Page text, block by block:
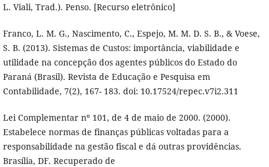
L. Viali, Trad.). Penso. [Recurso eletrônico]
Franco, L. M. G., Nascimento, C., Espejo, M. M. D. S. B., & Voese,
S. B. (2013). Sistemas de Custos: importância, viabilidade e
utilidade na concepção dos agentes públicos do Estado do
Paraná (Brasil). Revista de Educação e Pesquisa em
Contabilidade, 7(2), 167- 183. doi: 10.17524/repec.v7i2.311
Lei Complementar nº 101, de 4 de maio de 2000. (2000).
Estabelece normas de finanças públicas voltadas para a
responsabilidade na gestão fiscal e dá outras providências.
Brasília, DF. Recuperado de